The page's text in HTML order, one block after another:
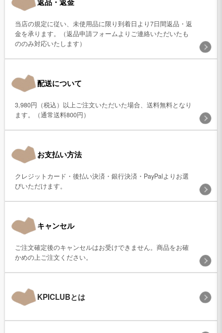
当店の規定に従い、未使用品に限り到着日より7日間返品・返
金を承ります。（返品申請フォームよりご連絡いただいたも
ののみ対応いたします）
配送について
3,980円（税込）以上ご注文いただいた場合、送料無料となり
ます。（通常送料800円）
お支払い方法
クレジットカード・後払い決済・銀行決済・PayPalよりお選
びいただけます。
キャンセル
ご注文確定後のキャンセルはお受けできません。商品をお確
かめの上ご注文ください。
KPICLUBとは